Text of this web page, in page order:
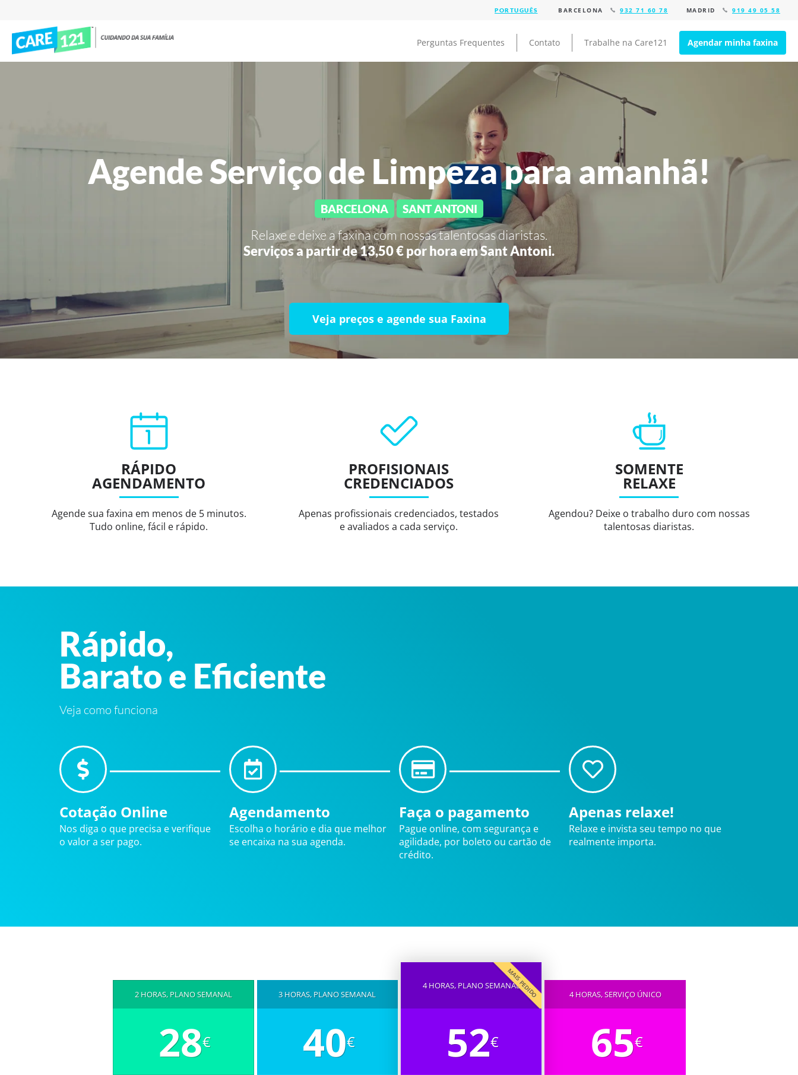
BARCELONA 932 71 60 78 MADRID 919 49 05 58
Perguntas Frequentes Contato Trabalhe na Care121 Agendar minha faxina
Agende Serviço de Limpeza para amanhã!
BARCELONA SANT ANTONI
Relaxe e deixe a faxina com nossas talentosas diaristas.
Serviços a partir de 13,50 € por hora emSant Antoni.
Veja preços e agende sua Faxina
RÁPIDO
AGENDAMENTO
Agende sua faxina em menos de 5 minutos.
Tudo online, fácil e rápido.
PROFISIONAIS
CREDENCIADOS
Apenas profissionais credenciados, testados
e avaliados a cada serviço.
SOMENTE
RELAXE
Agendou? Deixe o trabalho duro com nossas
talentosas diaristas.
Rápido,
Barato e Eficiente
Veja como funciona
Cotação Online
Nos diga o que precisa e verifique
o valor a ser pago.
Agendamento
Escolha o horário e dia que melhor
se encaixa na sua agenda.
Faça o pagamento
Pague online, com segurança e
agilidade, por boleto ou cartão de
crédito.
Apenas relaxe!
Relaxe e invista seu tempo no que
realmente importa.
2 HORAS, PLANO SEMANAL
28€
3 HORAS, PLANO SEMANAL
40€
MAIS PEDIDO
4 HORAS, PLANO SEMANAL
52€
4 HORAS, SERVIÇO ÚNICO
65€